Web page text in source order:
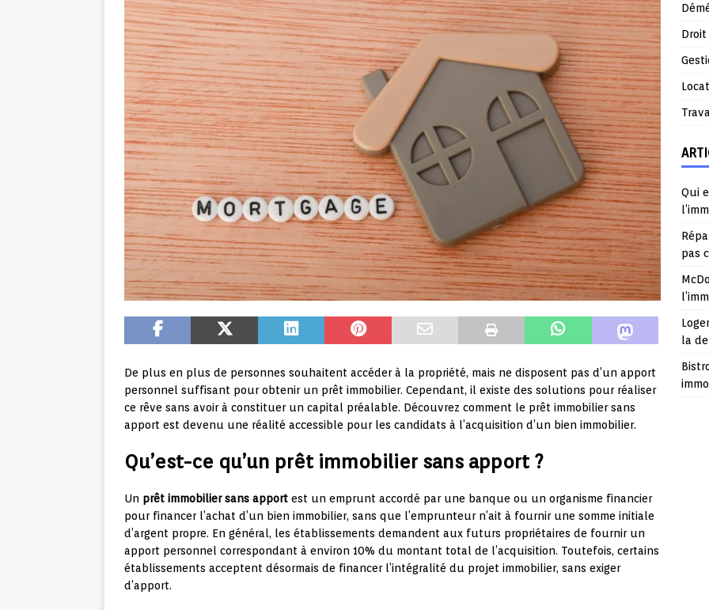
De plus en plus de personnes souhaitent accéder à la propriété, mais ne disposent pas d’un apport
personnel suffisant pour obtenir un prêt immobilier. Cependant, il existe des solutions pour réaliser
ce rêve sans avoir à constituer un capital préalable. Découvrez comment le prêt immobilier sans
apport est devenu une réalité accessible pour les candidats à l’acquisition d’un bien immobilier.
Qu’est-ce qu’un prêt immobilier sans apport ?
Un prêt immobilier sans apport est un emprunt accordé par une banque ou un organisme financier
pour financer l’achat d’un bien immobilier, sans que l’emprunteur n’ait à fournir une somme initiale
d’argent propre. En général, les établissements demandent aux futurs propriétaires de fournir un
apport personnel correspondant à environ 10% du montant total de l’acquisition. Toutefois, certains
établissements acceptent désormais de financer l’intégralité du projet immobilier, sans exiger
d’apport.
Droit
Qui
pas
la